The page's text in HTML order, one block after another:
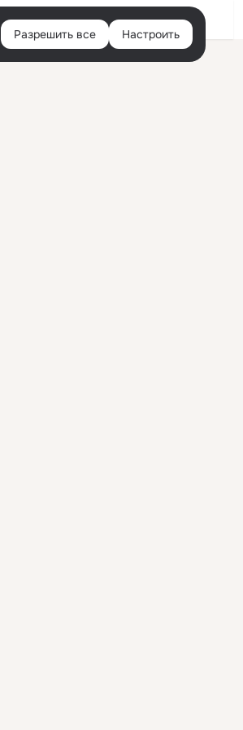
Войти
Разрешить все Настроить